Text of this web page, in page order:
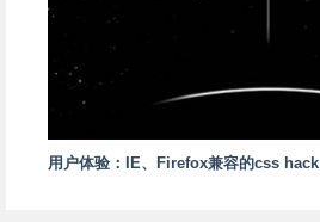
用户体验：IE、Firefox兼容的css hack